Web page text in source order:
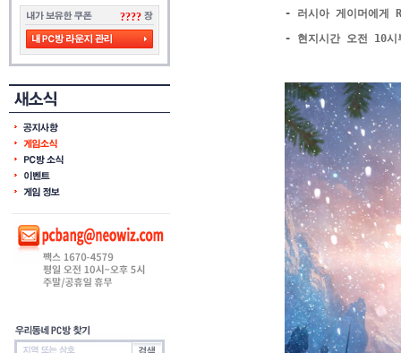
????
- 러시아 게이머에게
- 현지시간 오전 10